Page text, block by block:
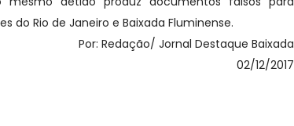
do Rio de Janeiro e Baixada Fluminense.
Por: Redação/ Jornal Destaque Baixada
02/12/2017